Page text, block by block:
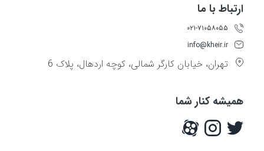
ارتباط با ما
۰۲۱-۷۱۰۵۸۰۵۵
info@kheir.ir
تهران، خیابان کارگر شمالی، کوچه اردهال، پلاک 6
همیشه کنار شما